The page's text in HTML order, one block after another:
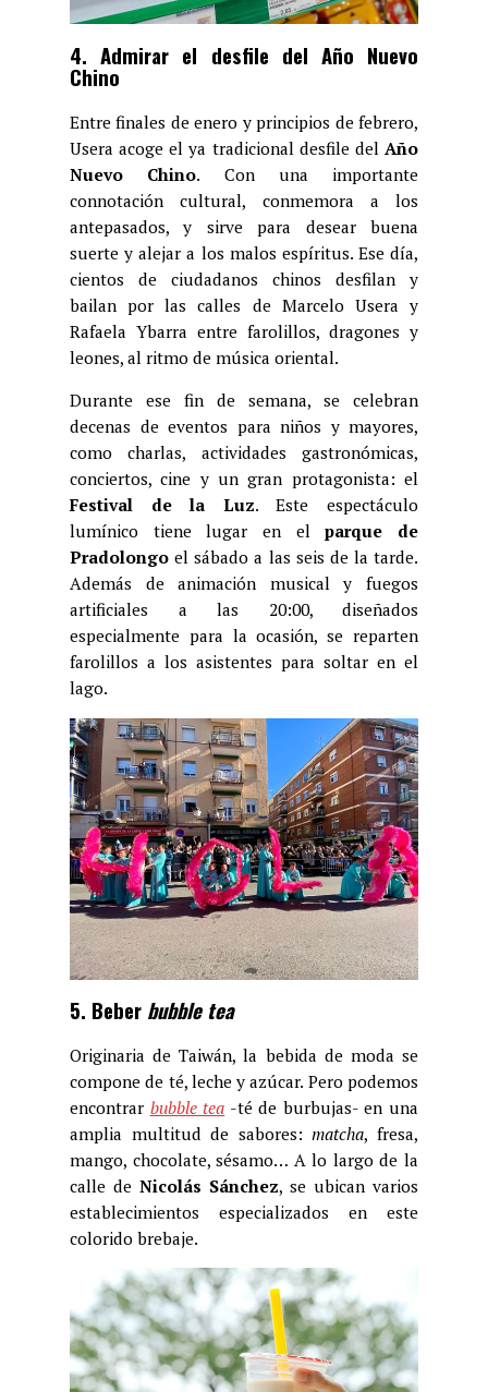
4. Admirar el desfile del Año Nuevo
Chino
Entre finales de enero y principios de febrero,
Usera acoge el ya tradicional desfile del Año
Nuevo Chino. Con una importante
connotación cultural, conmemora a los
antepasados, y sirve para desear buena
suerte y alejar a los malos espíritus. Ese día,
cientos de ciudadanos chinos desfilan y
bailan por las calles de Marcelo Usera y
Rafaela Ybarra entre farolillos, dragones y
leones, al ritmo de música oriental.
Durante ese fin de semana, se celebran
decenas de eventos para niños y mayores,
como charlas, actividades gastronómicas,
conciertos, cine y un gran protagonista: el
Festival de la Luz. Este espectáculo
lumínico tiene lugar en elparque de
Pradolongo el sábado a las seis de la tarde.
Además de animación musical y fuegos
artificiales a las 20:00, diseñados
especialmente para la ocasión, se reparten
farolillos a los asistentes para soltar en el
lago.
5. Beber bubble tea
Originaria de Taiwán, la bebida de moda se
compone de té, leche y azúcar. Pero podemos
encontrar bubble tea -té de burbujas- en una
amplia multitud de sabores: matcha, fresa,
mango, chocolate, sésamo… A lo largo de la
calle de Nicolás Sánchez, se ubican varios
establecimientos especializados en este
colorido brebaje.